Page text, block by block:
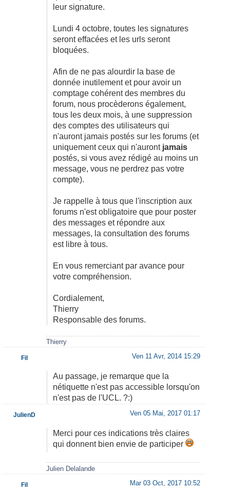
leur signature.
Lundi 4 octobre, toutes les signatures
seront effacées et les urls seront
bloquées.
Afin de ne pas alourdir la base de
donnée inutilement et pour avoir un
comptage cohérent des membres du
forum, nous procèderons également,
tous les deux mois, à une suppression
des comptes des utilisateurs qui
n'auront jamais postés sur les forums (et
uniquement ceux qui n'auront jamais
postés, si vous avez rédigé au moins un
message, vous ne perdrez pas votre
compte).
Je rappelle à tous que l'inscription aux
forums n'est obligatoire que pour poster
des messages et répondre aux
messages, la consultation des forums
est libre à tous.
En vous remerciant par avance pour
votre compréhension.
Cordialement,
Thierry
Responsable des forums.
Thierry
Ven 11 Avr, 2014 15:29
Au passage, je remarque que la
nétiquette n'est pas accessible lorsqu'on
n'est pas de l'UCL. ?:)
Fil
Ven 05 Mai, 2017 01:17
Merci pour ces indications très claires
qui donnent bien envie de participer
Julien Delalande
JulienD
Mar 03 Oct, 2017 10:52
Fil